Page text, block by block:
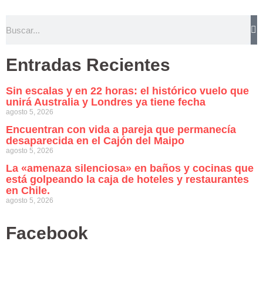
Entradas Recientes
Sin escalas y en 22 horas: el histórico vuelo que
unirá Australia y Londres ya tiene fecha
agosto 5, 2026
Encuentran con vida a pareja que permanecía
desaparecida en el Cajón del Maipo
agosto 5, 2026
La «amenaza silenciosa» en baños y cocinas que
está golpeando la caja de hoteles y restaurantes
en Chile.
agosto 5, 2026
Facebook